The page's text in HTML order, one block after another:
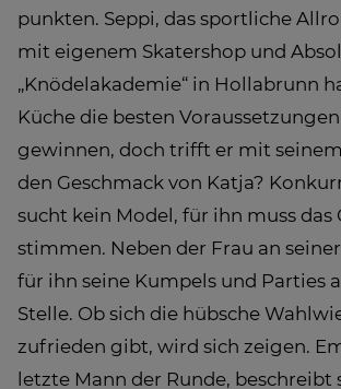
punkten. Seppi, das sportliche
mit eigenem Skatershop und
„Knödelakademie“ in Hollabrunn
Küche die besten
gewinnen, doch trifft er mit
den Geschmack von Katja?
sucht kein Model, für ihn muss das
stimmen. Neben der Frau an
für ihn seine Kumpels und Parties
Stelle. Ob sich die hübsche
zufrieden gibt, wird sich zeigen.
letzte Mann der Runde, beschreibt